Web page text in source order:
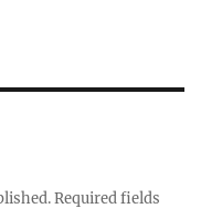
Required fields